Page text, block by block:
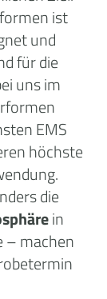
ist
und
für die
uns im
EMS
höchste
die
in
– machen